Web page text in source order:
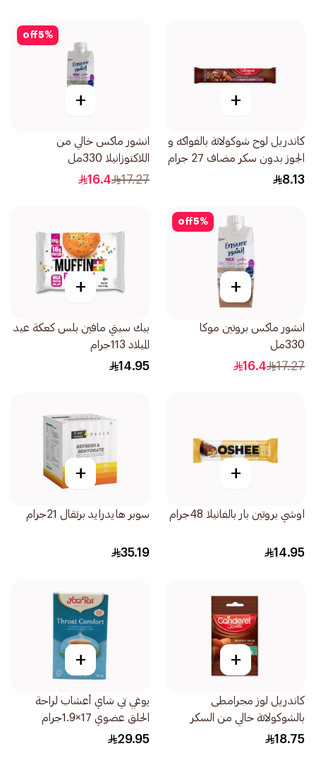
+
كاندريل لوح شوكولاتة بالفواكه و
الجوز بدون سكر مضاف 27 جرام
8.13
5%
off
+
انشور ماكس خالي من
اللاكتوزانيلا 330مل
17.27
16.4
5%
off
+
انشور ماكس بروتين موكا
330مل
17.27
16.4
+
بيك سيتي مافين بلس كعكة عيد
الميلاد 113جرام
14.95
+
اوشي بروتين بار بالفانيلا 48جرام
14.95
+
سوبر هايدرايد برتقال 21جرام
35.19
+
كاندريل لوز مجرامطى
بالشوكولاتة خالي من السكر
المضاف 40جرام
18.75
+
يوغي تي شاي أعشاب لراحة
الحلق عضوي 17×1.9جرام
29.95